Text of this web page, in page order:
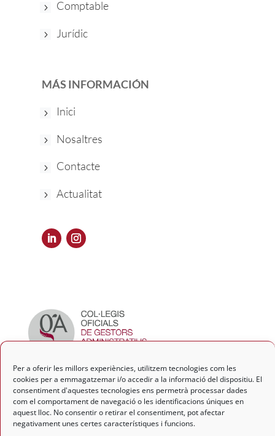
Per a oferir les millors experiències, utilitzem tecnologies com les
cookies per a emmagatzemar i/o accedir a la informació del dispositiu. El
consentiment d'aquestes tecnologies ens permetrà processar dades
com el comportament de navegació o les identificacions úniques en
aquest lloc. No consentir o retirar el consentiment, pot afectar
negativament unes certes característiques i funcions.
Comptable
Jurídic
MÁS INFORMACIÓN
Inici
Nosaltres
Contacte
Actualitat